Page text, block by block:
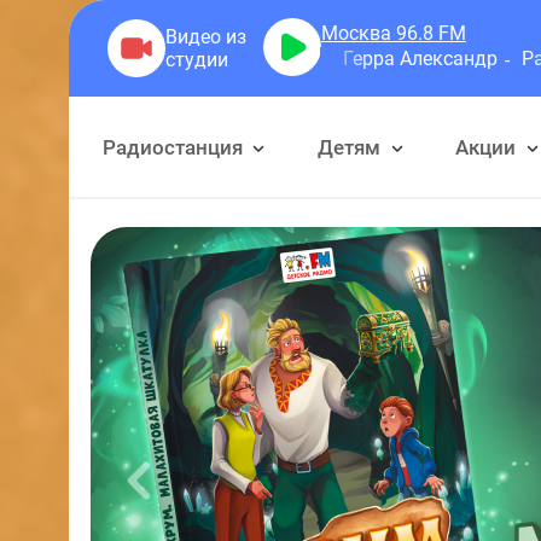
Москва 96.8 FM
Герра Александр
Разговоры
Радиостанция Детям Акции